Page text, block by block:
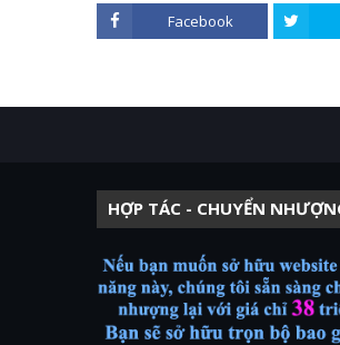
Facebook
HỢP TÁC - CHUYỂN